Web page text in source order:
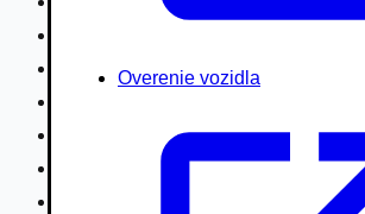
Overenie vozidla
Hydraulické ruky autožeriavy
Špeciály/nosiče kontajnerov
Návesy/prívesy nadstavby